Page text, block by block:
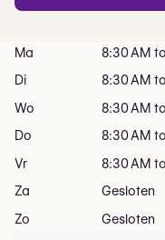
Ma
8:30 AM
Di
8:30 AM
Wo
8:30 AM
Do
8:30 AM
Vr
8:30 AM
Za
Gesloten
Zo
Gesloten